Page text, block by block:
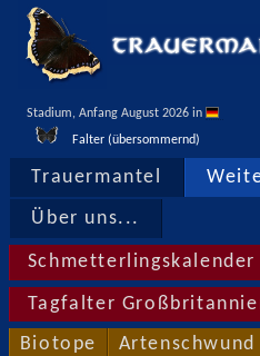
Stadium, Anfang August 2026 in
Falter (übersommernd)
Trauermantel
Über uns...
Schmetterlingskalender
Tagfalter
Biotope Artenschwund